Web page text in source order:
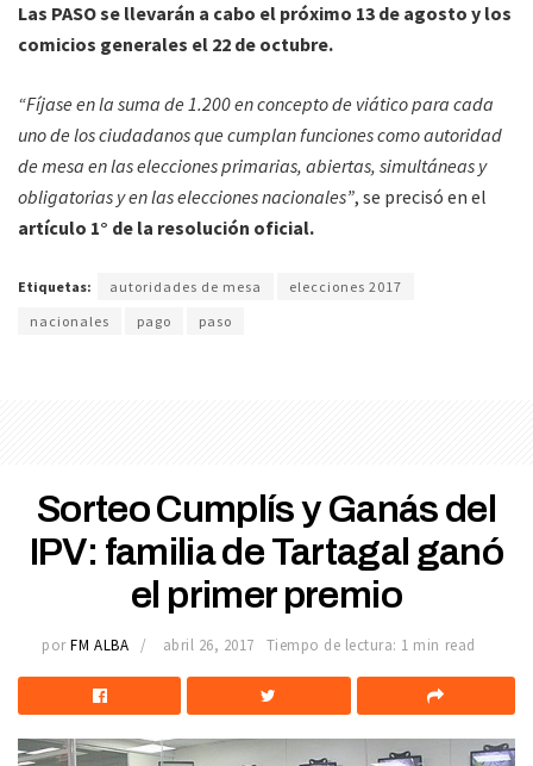
Las PASO se llevarán a cabo el próximo 13 de agosto y los
comicios generales el 22 de octubre.
“Fíjase en la suma de 1.200 en concepto de viático para cada
uno de los ciudadanos que cumplan funciones como autoridad
de mesa en las elecciones primarias, abiertas, simultáneas y
obligatorias y en las elecciones nacionales”, se precisó en el
artículo 1° de la resolución oficial.
Etiquetas: autoridades de mesa
elecciones 2017
nacionales
pago paso
Sorteo Cumplís y Ganás del
IPV: familia de Tartagal ganó
el primer premio
por FM ALBA abril 26, 2017 Tiempo de lectura: 1 min read